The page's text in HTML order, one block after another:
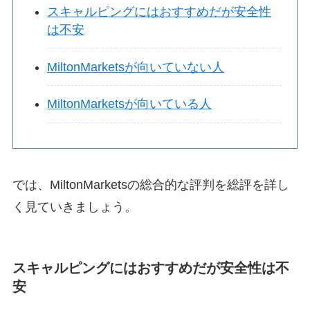
スキャルピングにはおすすめだが安全性
は不安
MiltonMarketsが向いていない人
MiltonMarketsが向いている人
では、MiltonMarketsの総合的な評判を総評を詳し
く見ていきましょう。
スキャルピングにはおすすめだが安全性は不
安